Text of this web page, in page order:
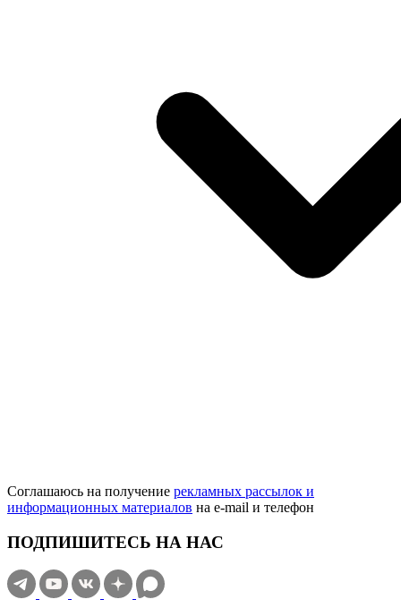
Соглашаюсь на получение рекламных рассылок и
информационных материалов на e‑mail и телефон
ПОДПИШИТЕСЬ НА НАС